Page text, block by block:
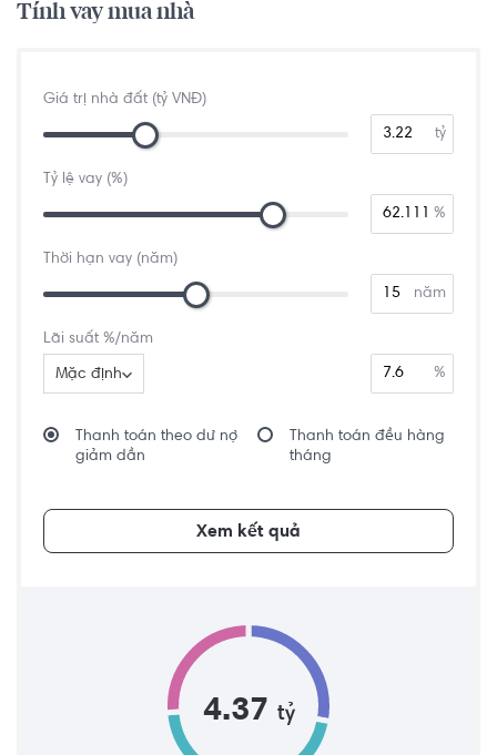
Tính vay mua nhà
Giá trị nhà đất (tỷ VNĐ)
tỷ
Tỷ lệ vay (%)
%
Thời hạn vay (năm)
năm
Lãi suất %/năm
Mặc định %
Thanh toán theo dư nợ
giảm dần
Thanh toán đều hàng
tháng
Xem kết quả
4.37 tỷ